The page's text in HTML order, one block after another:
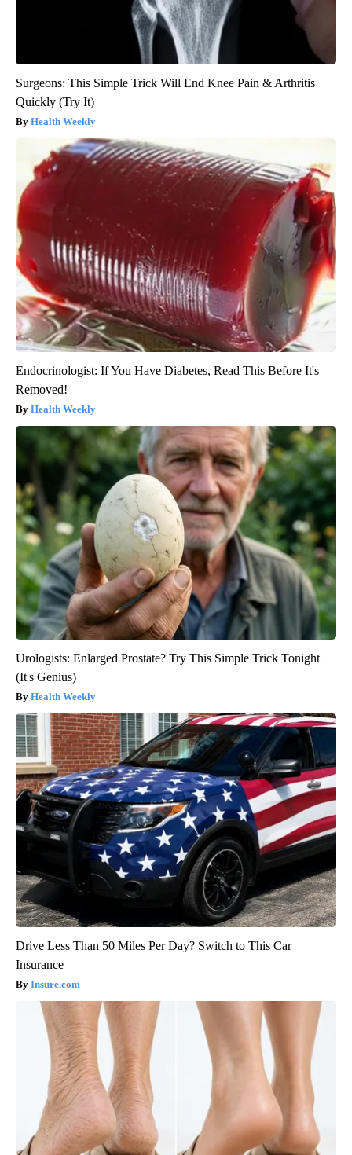
Surgeons: This Simple Trick Will End Knee Pain & Arthritis
Quickly (Try It)
Health Weekly
Endocrinologist: If You Have Diabetes, Read This Before It's
Removed!
Health Weekly
Urologists: Enlarged Prostate? Try This Simple Trick Tonight
(It's Genius)
Health Weekly
Drive Less Than 50 Miles Per Day? Switch to This Car
Insurance
Insure.com